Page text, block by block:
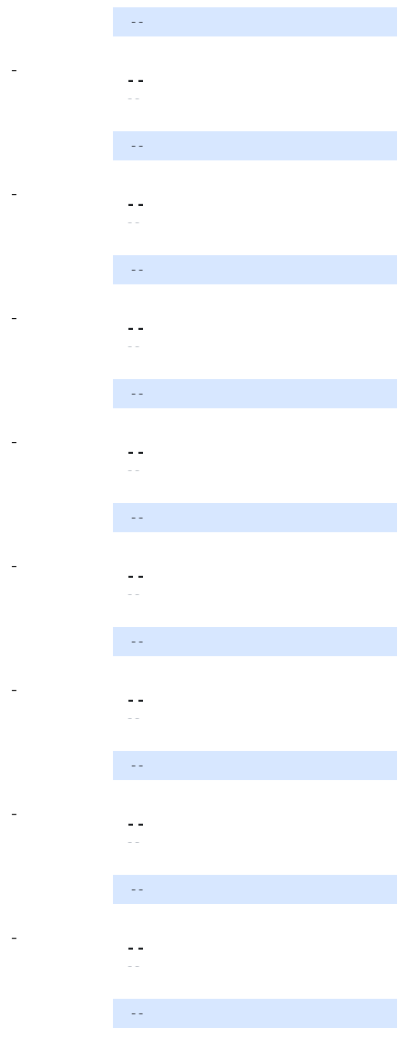
- -
-
- -
- -
- -
-
- -
- -
- -
-
- -
- -
- -
-
- -
- -
- -
-
- -
- -
- -
-
- -
- -
- -
-
- -
- -
- -
-
- -
- -
- -